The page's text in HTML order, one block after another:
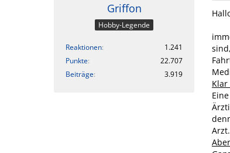
Griffon
Hobby-Legende
Reaktionen
1.241
Punkte
22.707
Beiträge
3.919
Klar
Arzt.